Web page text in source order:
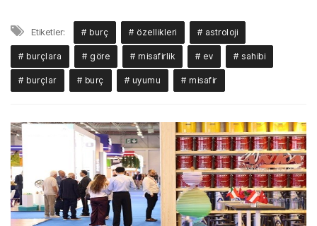
Etiketler: # burç # özellikleri # astroloji
# burçlara # göre # misafirlik # ev # sahibi
# burçlar # burç # uyumu # misafir